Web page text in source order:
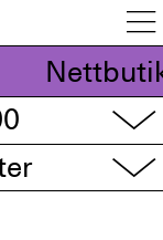

▽
▽